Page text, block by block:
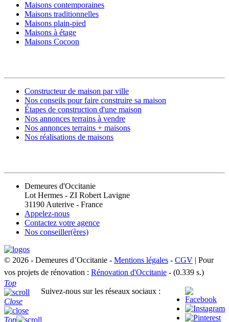
Maisons contemporaines
Maisons traditionnelles
Maisons plain-pied
Maisons à étage
Maisons Cocoon
Constructeur de maison par ville
Nos conseils pour faire construire sa maison
Étapes de construction d'une maison
Nos annonces terrains à vendre
Nos annonces terrains + maisons
Nos réalisations de maisons
Demeures d'Occitanie
Lot Hermes - ZI Robert Lavigne
31190 Auterive - France
Appelez-nous
Contactez votre agence
Nos conseiller(ères)
© 2026 - Demeures d’Occitanie - Mentions légales - CGV | Pour
vos projets de rénovation : Rénovation d'Occitanie - (0.339 s.)
Suivez-nous sur les réseaux sociaux :
Top
Close
Top